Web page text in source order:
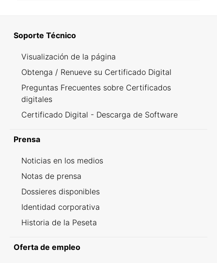
Soporte Técnico
Visualización de la página
Obtenga / Renueve su Certificado Digital
Preguntas Frecuentes sobre Certificados
digitales
Certificado Digital - Descarga de Software
Prensa
Noticias en los medios
Notas de prensa
Dossieres disponibles
Identidad corporativa
Historia de la Peseta
Oferta de empleo